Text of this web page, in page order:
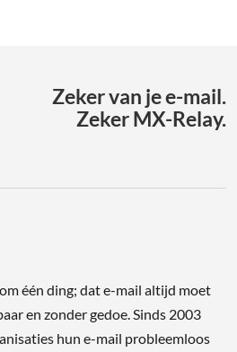
Zeker van je e-mail.
Zeker MX-Relay.
één ding; dat e-mail altijd moet
en zonder gedoe. Sinds 2003
hun e-mail probleemloos